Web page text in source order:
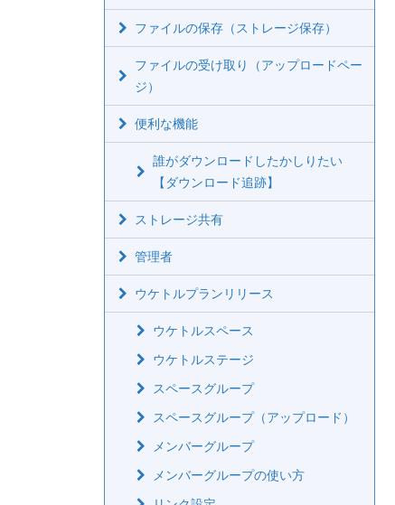
ファイルの保存（ストレージ保存）
ファイルの受け取り（アップロードペー
ジ）
便利な機能
誰がダウンロードしたかしりたい
【ダウンロード追跡】
ストレージ共有
管理者
ウケトルプランリリース
ウケトルスペース
ウケトルステージ
スペースグループ
スペースグループ（アップロード）
メンバーグループ
メンバーグループの使い方